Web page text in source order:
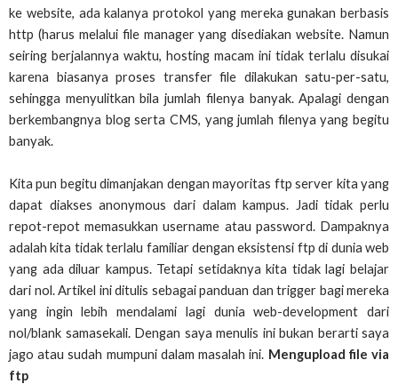
ke website, ada kalanya protokol yang mereka gunakan berbasis
http (harus melalui file manager yang disediakan website. Namun
seiring berjalannya waktu, hosting macam ini tidak terlalu disukai
karena biasanya proses transfer file dilakukan satu-per-satu,
sehingga menyulitkan bila jumlah filenya banyak. Apalagi dengan
berkembangnya blog serta CMS, yang jumlah filenya yang begitu
banyak.
Kita pun begitu dimanjakan dengan mayoritas ftp server kita yang
dapat diakses anonymous dari dalam kampus. Jadi tidak perlu
repot-repot memasukkan username atau password. Dampaknya
adalah kita tidak terlalu familiar dengan eksistensi ftp di dunia web
yang ada diluar kampus. Tetapi setidaknya kita tidak lagi belajar
dari nol. Artikel ini ditulis sebagai panduan dan trigger bagi mereka
yang ingin lebih mendalami lagi dunia web-development dari
nol/blank samasekali. Dengan saya menulis ini bukan berarti saya
jago atau sudah mumpuni dalam masalah ini. Mengupload file via
ftp